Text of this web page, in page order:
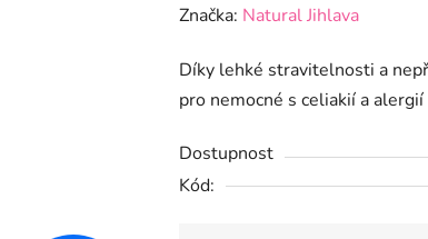
hodnocení
je
5,0
5
hvězdiček.
Značka: Natural Jihlava
Díky lehké stravitelnosti a
pro nemocné s celiakií a
Dostupnost
Kód: